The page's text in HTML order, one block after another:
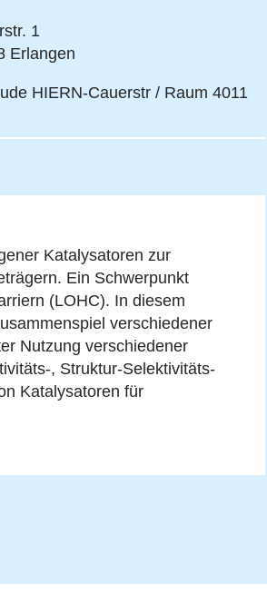
1
Erlangen
HIERN-Cauerstr / Raum 4011
Katalysatoren zur
Ein Schwerpunkt
(LOHC). In diesem
verschiedener
Nutzung verschiedener
, Struktur-Selektivitäts-
Katalysatoren für